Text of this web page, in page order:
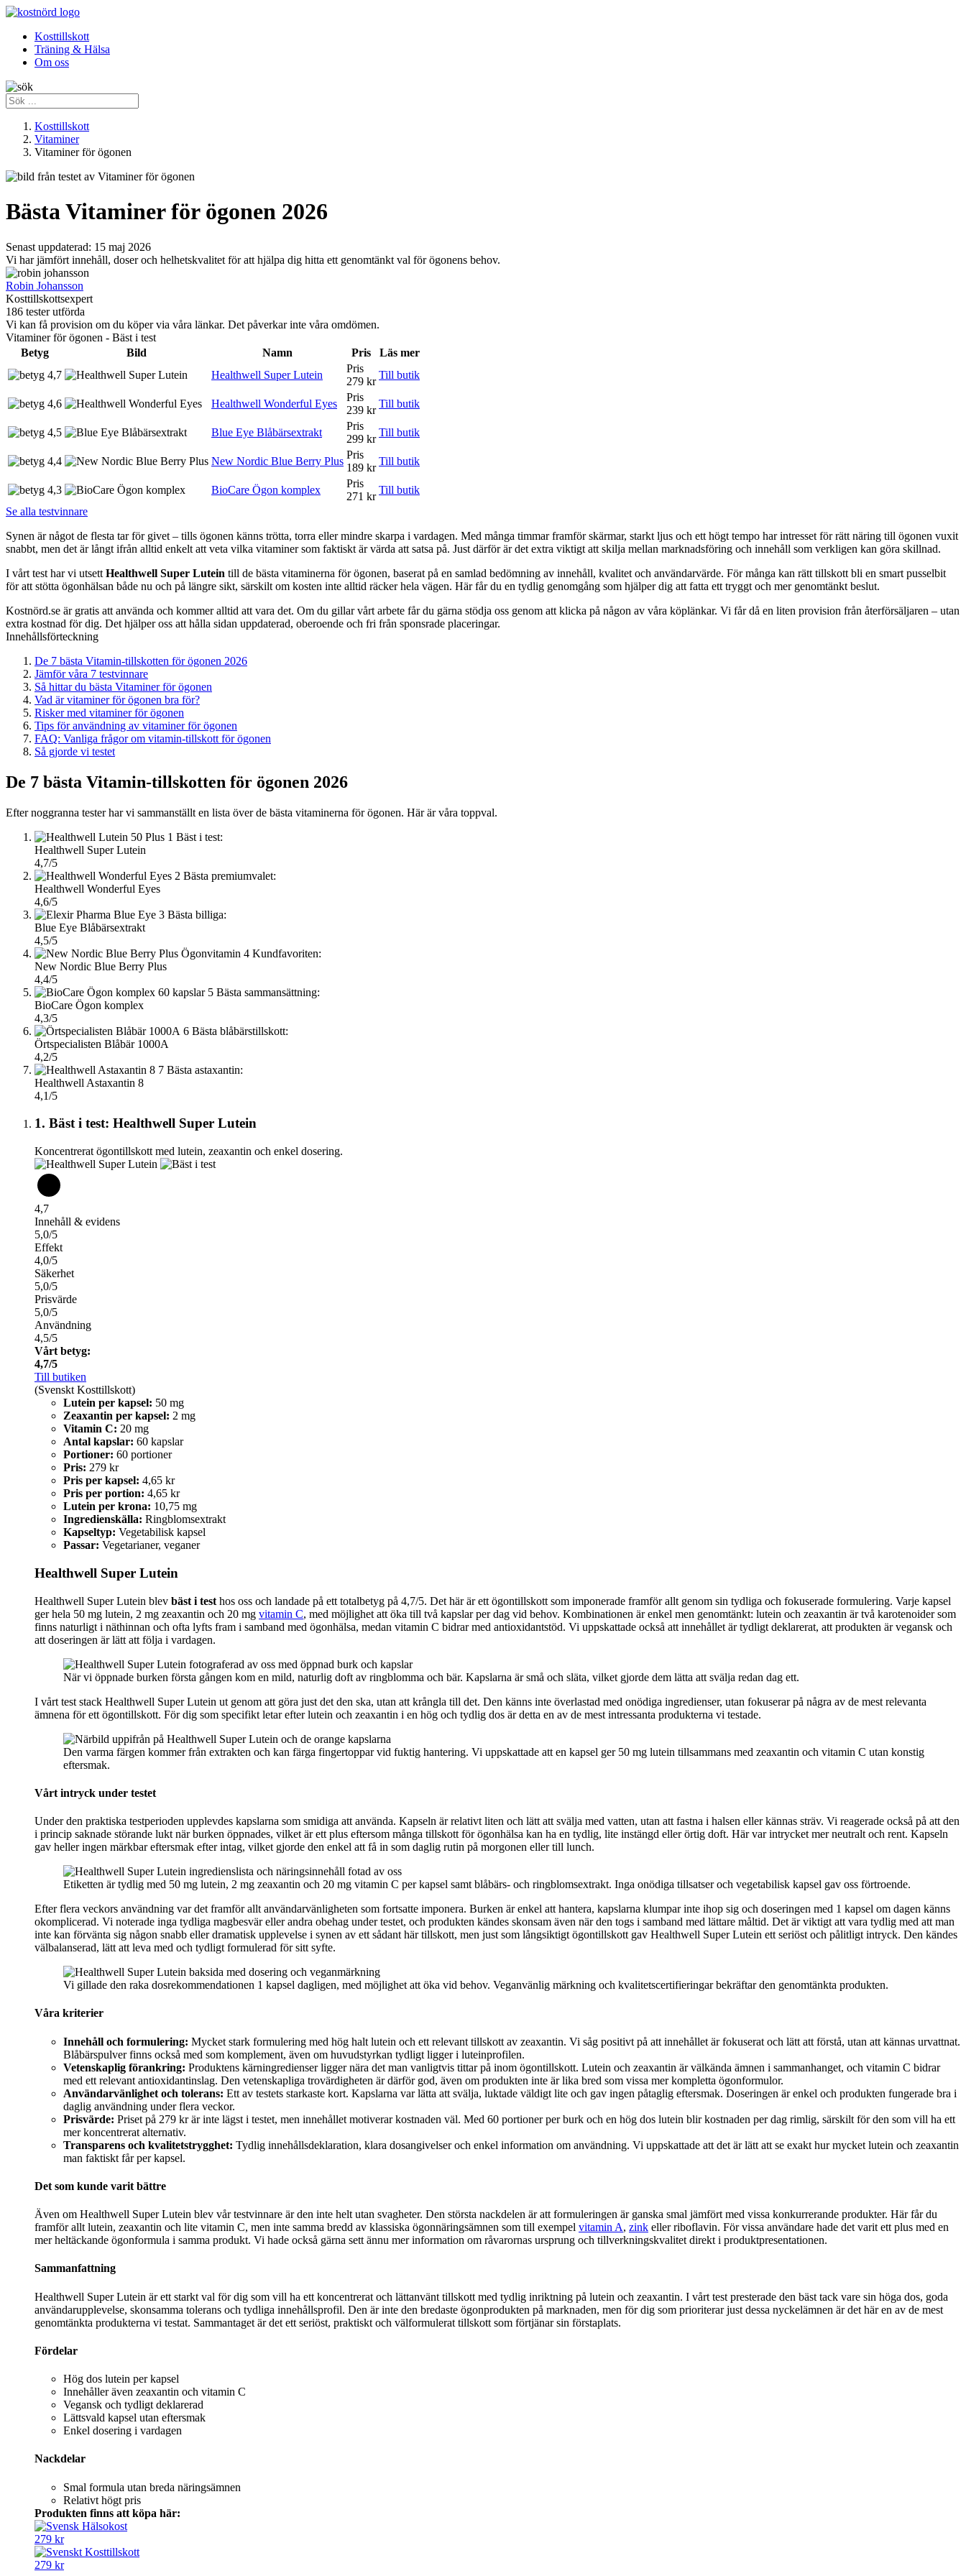
Kosttillskott
Träning & Hälsa
Om oss
Kosttillskott
Vitaminer
Vitaminer för ögonen
Bästa Vitaminer för ögonen 2026
Senast uppdaterad: 15 maj 2026
Vi har jämfört innehåll, doser och helhetskvalitet för att hjälpa dig hitta ett genomtänkt val för ögonens behov.
Robin Johansson
Kosttillskottsexpert
186 tester utförda
Vi kan få provision om du köper via våra länkar. Det påverkar inte våra omdömen.
Vitaminer för ögonen - Bäst i test
Betyg
Bild Namn Pris
Läs mer
4,7
Healthwell Super Lutein
Pris
279 kr
Till butik
4,6 Healthwell Wonderful Eyes
Pris
239 kr
Till butik
4,5 Blue Eye Blåbärsextrakt
Pris
299 kr
Till butik
4,4 New Nordic Blue Berry Plus
Pris
189 kr
Till butik
4,3 BioCare Ögon komplex
Pris
271 kr
Till butik
Se alla testvinnare
Synen är något de flesta tar för givet – tills ögonen känns trötta, torra eller mindre skarpa i vardagen. Med många timmar framför skärmar, starkt ljus och ett högt tempo har intresset för rätt näring till ögonen vuxit
snabbt, men det är långt ifrån alltid enkelt att veta vilka vitaminer som faktiskt är värda att satsa på. Just därför är det extra viktigt att skilja mellan marknadsföring och innehåll som verkligen kan göra skillnad.
I vårt test har vi utsett Healthwell Super Lutein till de bästa vitaminerna för ögonen, baserat på en samlad bedömning av innehåll, kvalitet och användarvärde. För många kan rätt tillskott bli en smart pusselbit
för att stötta ögonhälsan både nu och på längre sikt, särskilt om kosten inte alltid räcker hela vägen. Här får du en tydlig genomgång som hjälper dig att fatta ett tryggt och mer genomtänkt beslut.
Kostnörd.se är gratis att använda och kommer alltid att vara det. Om du gillar vårt arbete får du gärna stödja oss genom att klicka på någon av våra köplänkar. Vi får då en liten provision från återförsäljaren – utan
extra kostnad för dig. Det hjälper oss att hålla sidan uppdaterad, oberoende och fri från sponsrade placeringar.
Innehållsförteckning
De 7 bästa Vitamin-tillskotten för ögonen 2026
Jämför våra 7 testvinnare
Så hittar du bästa Vitaminer för ögonen
Vad är vitaminer för ögonen bra för?
Risker med vitaminer för ögonen
Tips för användning av vitaminer för ögonen
FAQ: Vanliga frågor om vitamin-tillskott för ögonen
Så gjorde vi testet
De 7 bästa Vitamin-tillskotten för ögonen 2026
Efter noggranna tester har vi sammanställt en lista över de bästa vitaminerna för ögonen. Här är våra toppval.
1 Bäst i test:
Healthwell Super Lutein
4,7/5
2 Bästa premiumvalet:
Healthwell Wonderful Eyes
4,6/5
3 Bästa billiga:
Blue Eye Blåbärsextrakt
4,5/5
4 Kundfavoriten:
New Nordic Blue Berry Plus
4,4/5
5 Bästa sammansättning:
BioCare Ögon komplex
4,3/5
6 Bästa blåbärstillskott:
Örtspecialisten Blåbär 1000A
4,2/5
7 Bästa astaxantin:
Healthwell Astaxantin 8
4,1/5
1. Bäst i test: Healthwell Super Lutein
Koncentrerat ögontillskott med lutein, zeaxantin och enkel dosering.
4,7
Innehåll & evidens
5,0/5
Effekt
4,0/5
Säkerhet
5,0/5
Prisvärde
5,0/5
Användning
4,5/5
Vårt betyg:
4,7/5
Till butiken
(Svenskt Kosttillskott)
Lutein per kapsel: 50 mg
Zeaxantin per kapsel: 2 mg
Vitamin C: 20 mg
Antal kapslar: 60 kapslar
Portioner: 60 portioner
Pris: 279 kr
Pris per kapsel: 4,65 kr
Pris per portion: 4,65 kr
Lutein per krona: 10,75 mg
Ingredienskälla: Ringblomsextrakt
Kapseltyp: Vegetabilisk kapsel
Passar: Vegetarianer, veganer
Healthwell Super Lutein
Healthwell Super Lutein blev bäst i test hos oss och landade på ett totalbetyg på 4,7/5. Det här är ett ögontillskott som imponerade framför allt genom sin tydliga och fokuserade formulering. Varje kapsel
ger hela 50 mg lutein, 2 mg zeaxantin och 20 mg vitamin C, med möjlighet att öka till två kapslar per dag vid behov. Kombinationen är enkel men genomtänkt: lutein och zeaxantin är två karotenoider som
finns naturligt i näthinnan och ofta lyfts fram i samband med ögonhälsa, medan vitamin C bidrar med antioxidantstöd. Vi uppskattade också att innehållet är tydligt deklarerat, att produkten är vegansk och
att doseringen är lätt att följa i vardagen.
När vi öppnade burken första gången kom en mild, naturlig doft av ringblomma och bär. Kapslarna är små och släta, vilket gjorde dem lätta att svälja redan dag ett.
I vårt test stack Healthwell Super Lutein ut genom att göra just det den ska, utan att krångla till det. Den känns inte överlastad med onödiga ingredienser, utan fokuserar på några av de mest relevanta
ämnena för ett ögontillskott. För dig som specifikt letar efter lutein och zeaxantin i en hög och tydlig dos är detta en av de mest intressanta produkterna vi testade.
Den varma färgen kommer från extrakten och kan färga fingertoppar vid fuktig hantering. Vi uppskattade att en kapsel ger 50 mg lutein tillsammans med zeaxantin och vitamin C utan konstig
eftersmak.
Vårt intryck under testet
Under den praktiska testperioden upplevdes kapslarna som smidiga att använda. Kapseln är relativt liten och lätt att svälja med vatten, utan att fastna i halsen eller kännas sträv. Vi reagerade också på att den
i princip saknade störande lukt när burken öppnades, vilket är ett plus eftersom många tillskott för ögonhälsa kan ha en tydlig, lite instängd eller örtig doft. Här var intrycket mer neutralt och rent. Kapseln
gav heller ingen märkbar eftersmak efter intag, vilket gjorde den enkel att få in som daglig rutin på morgonen eller till lunch.
Etiketten är tydlig med 50 mg lutein, 2 mg zeaxantin och 20 mg vitamin C per kapsel samt blåbärs- och ringblomsextrakt. Inga onödiga tillsatser och vegetabilisk kapsel gav oss förtroende.
Efter flera veckors användning var det framför allt användarvänligheten som fortsatte imponera. Burken är enkel att hantera, kapslarna klumpar inte ihop sig och doseringen med 1 kapsel om dagen känns
okomplicerad. Vi noterade inga tydliga magbesvär eller andra obehag under testet, och produkten kändes skonsam även när den togs i samband med lättare måltid. Det är viktigt att vara tydlig med att man
inte kan förvänta sig någon snabb eller dramatisk upplevelse i synen av ett sådant här tillskott, men just som långsiktigt ögontillskott gav Healthwell Super Lutein ett seriöst och pålitligt intryck. Den kändes
välbalanserad, lätt att leva med och tydligt formulerad för sitt syfte.
Vi gillade den raka dosrekommendationen 1 kapsel dagligen, med möjlighet att öka vid behov. Veganvänlig märkning och kvalitetscertifieringar bekräftar den genomtänkta produkten.
Våra kriterier
Innehåll och formulering: Mycket stark formulering med hög halt lutein och ett relevant tillskott av zeaxantin. Vi såg positivt på att innehållet är fokuserat och lätt att förstå, utan att kännas urvattnat.
Blåbärspulver finns också med som komplement, även om huvudstyrkan tydligt ligger i luteinprofilen.
Vetenskaplig förankring: Produktens kärningredienser ligger nära det man vanligtvis tittar på inom ögontillskott. Lutein och zeaxantin är välkända ämnen i sammanhanget, och vitamin C bidrar
med ett relevant antioxidantinslag. Den vetenskapliga trovärdigheten är därför god, även om produkten inte är lika bred som vissa mer kompletta ögonformulor.
Användarvänlighet och tolerans: Ett av testets starkaste kort. Kapslarna var lätta att svälja, luktade väldigt lite och gav ingen påtaglig eftersmak. Doseringen är enkel och produkten fungerade bra i
daglig användning under flera veckor.
Prisvärde: Priset på 279 kr är inte lägst i testet, men innehållet motiverar kostnaden väl. Med 60 portioner per burk och en hög dos lutein blir kostnaden per dag rimlig, särskilt för den som vill ha ett
mer koncentrerat alternativ.
Transparens och kvalitetstrygghet: Tydlig innehållsdeklaration, klara dosangivelser och enkel information om användning. Vi uppskattade att det är lätt att se exakt hur mycket lutein och zeaxantin
man faktiskt får per kapsel.
Det som kunde varit bättre
Även om Healthwell Super Lutein blev vår testvinnare är den inte helt utan svagheter. Den största nackdelen är att formuleringen är ganska smal jämfört med vissa konkurrerande produkter. Här får du
framför allt lutein, zeaxantin och lite vitamin C, men inte samma bredd av klassiska ögonnäringsämnen som till exempel vitamin A, zink eller riboflavin. För vissa användare hade det varit ett plus med en
mer heltäckande ögonformula i samma produkt. Vi hade också gärna sett ännu mer information om råvarornas ursprung och tillverkningskvalitet direkt i produktpresentationen.
Sammanfattning
Healthwell Super Lutein är ett starkt val för dig som vill ha ett koncentrerat och lättanvänt tillskott med tydlig inriktning på lutein och zeaxantin. I vårt test presterade den bäst tack vare sin höga dos, goda
användarupplevelse, skonsamma tolerans och tydliga innehållsprofil. Den är inte den bredaste ögonprodukten på marknaden, men för dig som prioriterar just dessa nyckelämnen är det här en av de mest
genomtänkta produkterna vi testat. Sammantaget är det ett seriöst, praktiskt och välformulerat tillskott som förtjänar sin förstaplats.
Fördelar
Hög dos lutein per kapsel
Innehåller även zeaxantin och vitamin C
Vegansk och tydligt deklarerad
Lättsvald kapsel utan eftersmak
Enkel dosering i vardagen
Nackdelar
Smal formula utan breda näringsämnen
Relativt högt pris
Produkten finns att köpa här:
279 kr
279 kr